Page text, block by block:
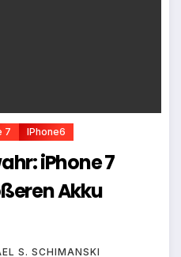
7 IPhone6
iPhone 7
Akku
S. SCHIMANSKI